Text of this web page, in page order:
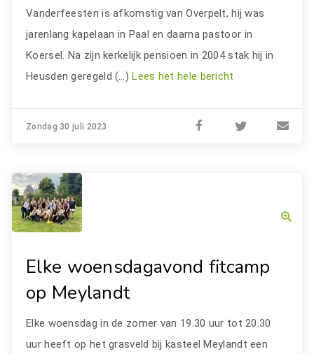
Vanderfeesten is afkomstig van Overpelt, hij was
jarenlang kapelaan in Paal en daarna pastoor in
Koersel. Na zijn kerkelijk pensioen in 2004 stak hij in
Heusden geregeld (…)Lees het hele bericht
Zondag 30 juli 2023
Elke woensdagavond fitcamp
op Meylandt
Elke woensdag in de zomer van 19.30 uur tot 20.30
uur heeft op het grasveld bij kasteel Meylandt een